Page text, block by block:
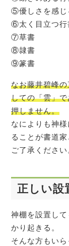
⑤優しさを感じ
⑥太く目立つ行
⑦草書
⑧隷書
⑨篆書
なお藤井碧峰
しての「雲」
押しません。
なによりも神
ることが書道
ご了承ください
正しい設
神棚を設置し
かり起きる。
そんな方もいら